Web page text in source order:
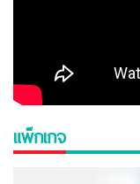
แพ็กเกจ